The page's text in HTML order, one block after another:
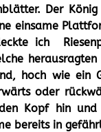
Der
einsame
ich
hoch wie ein
oder
Kopf hin und
bereits in